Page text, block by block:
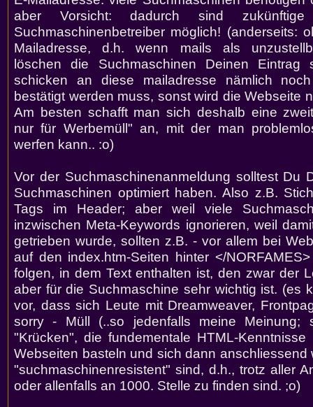
aber Vorsicht: dadurch sind zukünftige
Suchmaschinenbetreiber möglich! (anderseits:
Mailadresse, d.h. wenn mails als
löschen die Suchmaschinen Deinen Eintrag
schicken an diese mailadresse nämlich
bestätigt werden muss, sonst wird die Webseite
Am besten schafft man sich deshalb eine
nur für Werbemüll" an, mit der man
werfen kann.. :o)
Vor der Suchmaschinenanmeldung solltest Du
Suchmaschinen optimiert haben. Also z.B.
Tags im Header; aber weil viele
inzwischen Meta-Keywords ignorieren, weil
getrieben wurde, sollten z.B. - vor allem bei
auf den index.htm-Seiten hinter </
folgen, in dem Text enthalten ist, den zwar der
aber für die Suchmaschine sehr wichtig ist. (es
vor, dass sich Leute mit Dreamweaver,
sorry - Müll (..so jedenfalls meine Meinung;
"Krücken", die fundementale HTML-
Webseiten basteln und sich dann anschliessend
"suchmaschinenresistent" sind, d.h., trotz aller
oder allenfalls an 1000. Stelle zu finden sind. ;o)